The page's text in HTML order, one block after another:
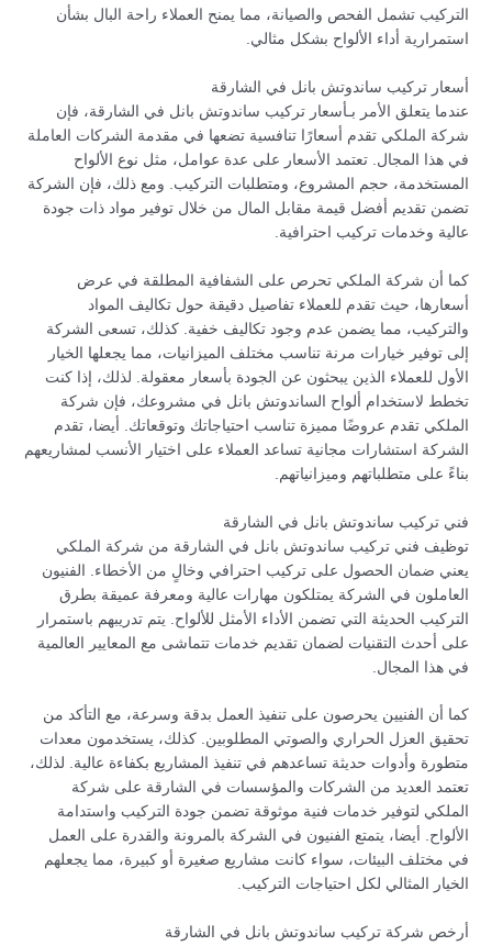
التركيب تشمل الفحص والصيانة، مما يمنح العملاء راحة البال بشأن
استمرارية أداء الألواح بشكل مثالي.
أسعار تركيب ساندوتش بانل في الشارقة
عندما يتعلق الأمر بـأسعار تركيب ساندوتش بانل في الشارقة، فإن
شركة الملكي تقدم أسعارًا تنافسية تضعها في مقدمة الشركات العاملة
في هذا المجال. تعتمد الأسعار على عدة عوامل، مثل نوع الألواح
المستخدمة، حجم المشروع، ومتطلبات التركيب. ومع ذلك، فإن الشركة
تضمن تقديم أفضل قيمة مقابل المال من خلال توفير مواد ذات جودة
عالية وخدمات تركيب احترافية.
كما أن شركة الملكي تحرص على الشفافية المطلقة في عرض
أسعارها، حيث تقدم للعملاء تفاصيل دقيقة حول تكاليف المواد
والتركيب، مما يضمن عدم وجود تكاليف خفية. كذلك، تسعى الشركة
إلى توفير خيارات مرنة تناسب مختلف الميزانيات، مما يجعلها الخيار
الأول للعملاء الذين يبحثون عن الجودة بأسعار معقولة. لذلك، إذا كنت
تخطط لاستخدام ألواح الساندوتش بانل في مشروعك، فإن شركة
الملكي تقدم عروضًا مميزة تناسب احتياجاتك وتوقعاتك. أيضا، تقدم
الشركة استشارات مجانية تساعد العملاء على اختيار الأنسب لمشاريعهم
بناءً على متطلباتهم وميزانياتهم.
فني تركيب ساندوتش بانل في الشارقة
توظيف فني تركيب ساندوتش بانل في الشارقة من شركة الملكي
يعني ضمان الحصول على تركيب احترافي وخالٍ من الأخطاء. الفنيون
العاملون في الشركة يمتلكون مهارات عالية ومعرفة عميقة بطرق
التركيب الحديثة التي تضمن الأداء الأمثل للألواح. يتم تدريبهم باستمرار
على أحدث التقنيات لضمان تقديم خدمات تتماشى مع المعايير العالمية
في هذا المجال.
كما أن الفنيين يحرصون على تنفيذ العمل بدقة وسرعة، مع التأكد من
تحقيق العزل الحراري والصوتي المطلوبين. كذلك، يستخدمون معدات
متطورة وأدوات حديثة تساعدهم في تنفيذ المشاريع بكفاءة عالية. لذلك،
تعتمد العديد من الشركات والمؤسسات في الشارقة على شركة
الملكي لتوفير خدمات فنية موثوقة تضمن جودة التركيب واستدامة
الألواح. أيضا، يتمتع الفنيون في الشركة بالمرونة والقدرة على العمل
في مختلف البيئات، سواء كانت مشاريع صغيرة أو كبيرة، مما يجعلهم
الخيار المثالي لكل احتياجات التركيب.
أرخص شركة تركيب ساندوتش بانل في الشارقة